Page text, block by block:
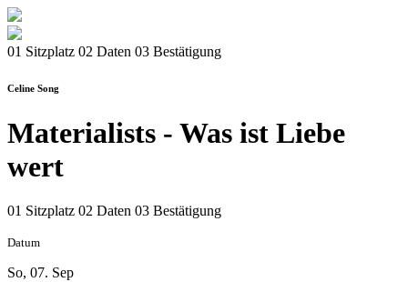
01 Sitzplatz 02 Daten 03 Bestätigung
Celine Song
Materialists - Was ist Liebe
wert
01 Sitzplatz 02 Daten 03 Bestätigung
Datum
So, 07. Sep